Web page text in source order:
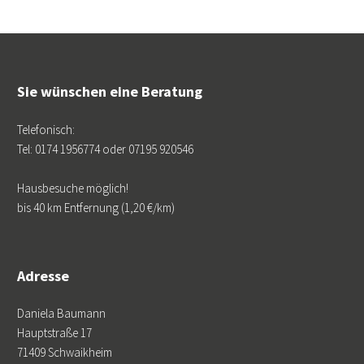
Sie wünschen eine Beratung
Telefonisch:
Tel: 0174 1956774 oder 07195 920546
Hausbesuche möglich!
bis 40 km Entfernung (1,20 €/km)
Adresse
Daniela Baumann
Hauptstraße 17
71409 Schwaikheim